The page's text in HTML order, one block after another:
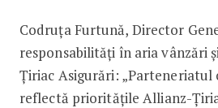
Codruța Furtună, Director
responsabilități în aria vânzări
Țiriac Asigurări: „Parteneriatul
reflectă prioritățile Allianz-